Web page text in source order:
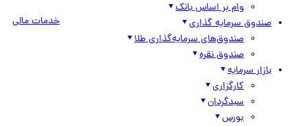
وام بر اساس بانک
صندوق سرمایه گذاری
صندوق‌های سرمایه‌گذاری طلا
صندوق نقره
بازار سرمایه
کارگزاری
سبدگردان
بورس
خدمات مالی